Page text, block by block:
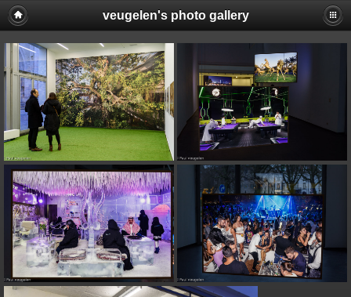
veugelen's photo gallery